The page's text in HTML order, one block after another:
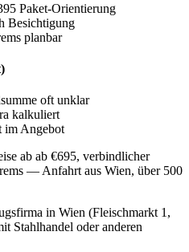
Paket-Orientierung
Besichtigung
planbar
oft unklar
kalkuliert
im Angebot
ab ab €695, verbindlicher
— Anfahrt aus Wien, über 500
in Wien (Fleischmarkt 1,
Stahlhandel oder anderen